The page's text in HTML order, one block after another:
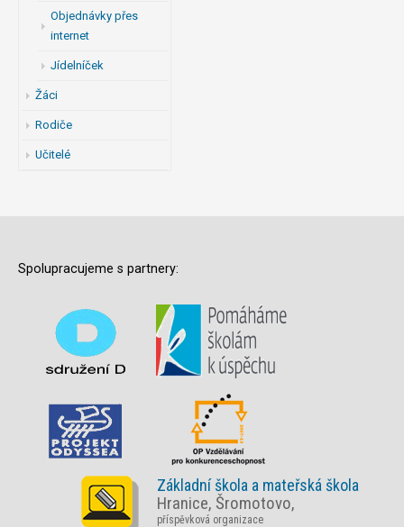
Objednávky přes
internet
Jídelníček
Žáci
Rodiče
Učitelé
Spolupracujeme s partnery:
Základní škola a mateřská škola
Hranice, Šromotovo,
příspěvková organizace